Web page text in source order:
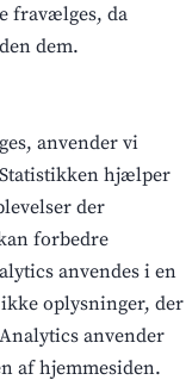
fravælges, da
dem.
anvender vi
hjælper
der
forbedre
anvendes i en
oplysninger, der
anvender
af hjemmesiden.